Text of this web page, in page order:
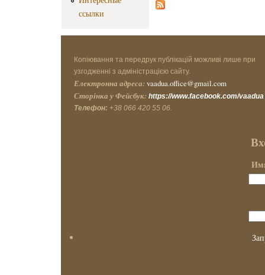
ссылки
Копіювання та передрук публікацій можливі лише при
узгодженні з адміністрацією сайту.
Електронна адреса: vaadua.office@gmail.com
Сторінка у Фейсбук: https://www.facebook.com/vaadua
Телефон: +38 066 420 55 06.